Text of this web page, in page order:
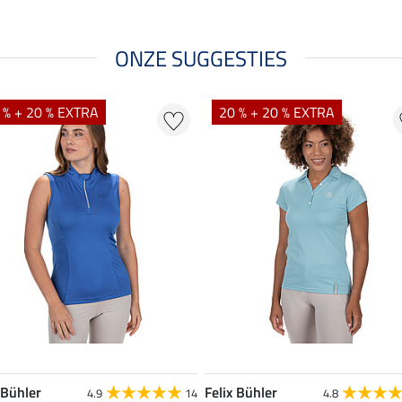
ONZE SUGGESTIES
+ 20 % EXTRA
4.9 14
20 % + 20 % EXTRA
Felix Bühler 4.8